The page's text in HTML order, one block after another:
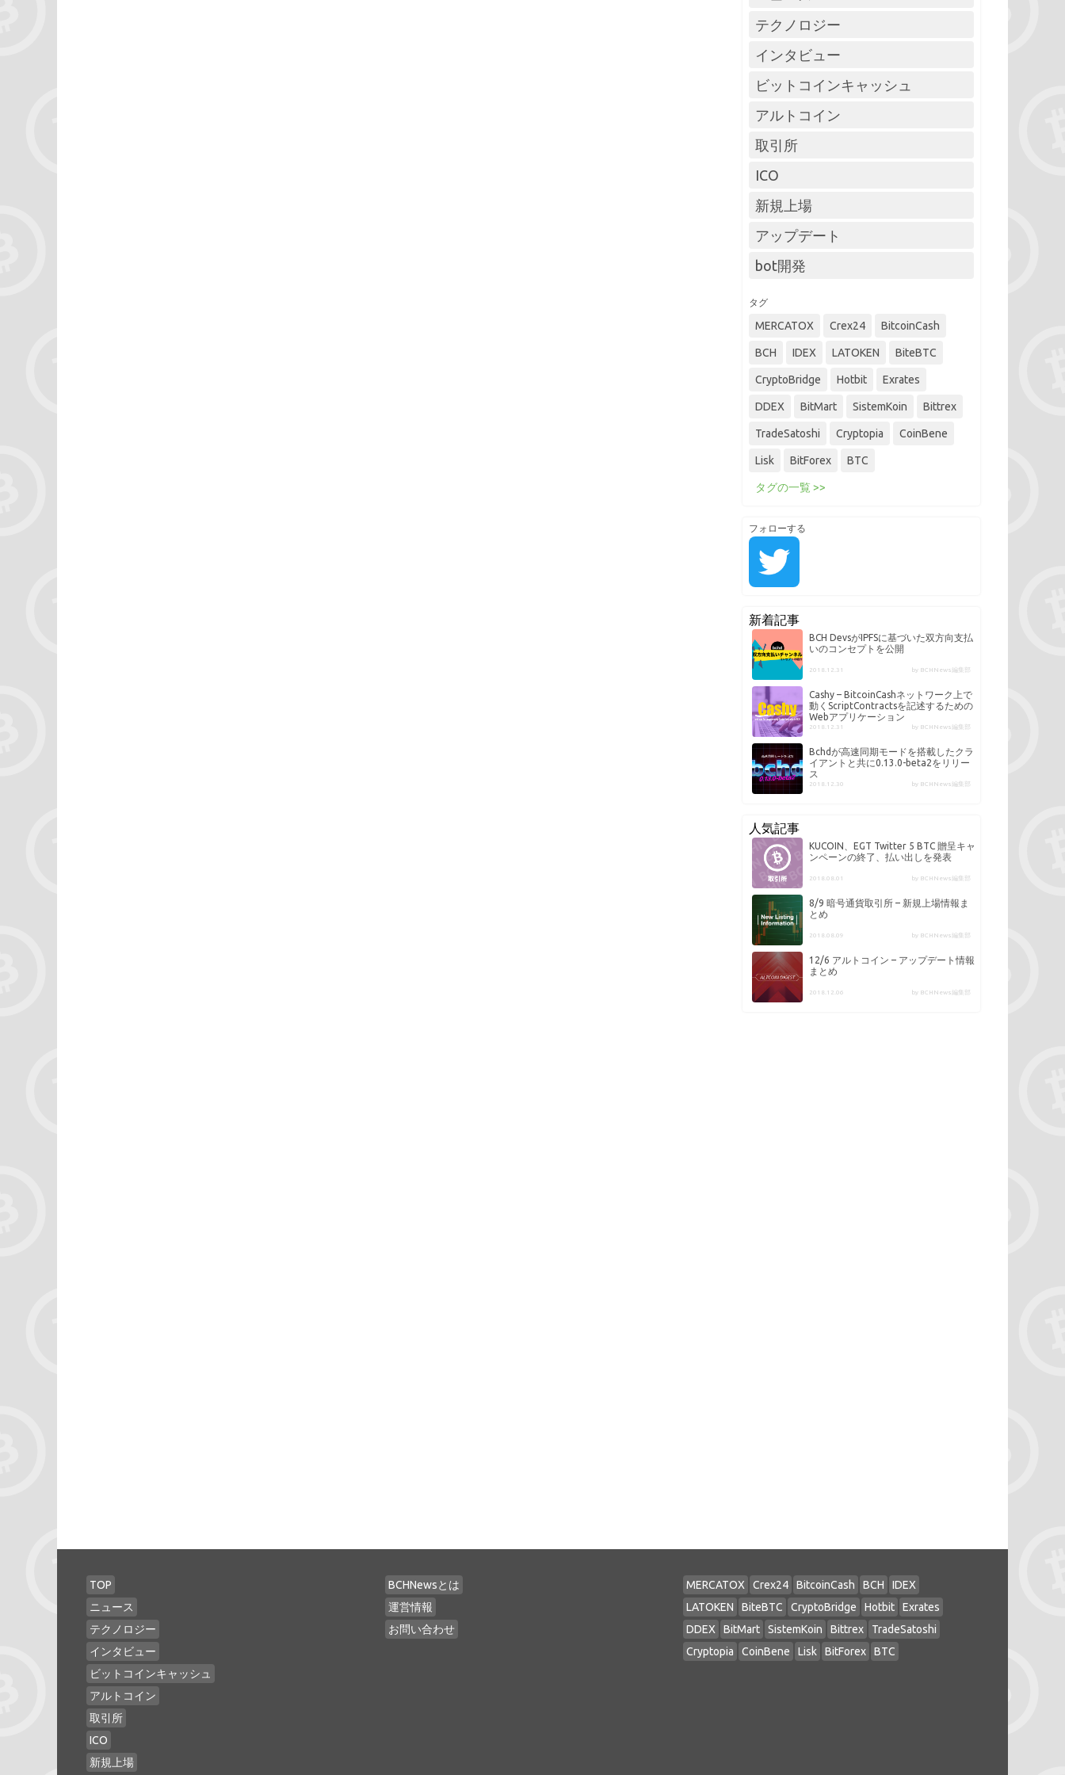
テクノロジー
インタビュー
ビットコインキャッシュ
アルトコイン
取引所
ICO
新規上場
アップデート
bot開発
タグ
MERCATOX Crex24 BitcoinCash
BCH IDEX LATOKEN BiteBTC
CryptoBridge Hotbit Exrates
DDEX BitMart SistemKoin Bittrex
TradeSatoshi Cryptopia CoinBene
Lisk BitForex BTC
タグの一覧 >>
フォローする
新着記事
BCH DevsがIPFSに基づいた双方向支払
いのコンセプトを公開
2018.12.31 by BCHNews編集部
Cashy – BitcoinCashネットワーク上で
動くScriptContractsを記述するための
Webアプリケーション
2018.12.31 by BCHNews編集部
Bchdが高速同期モードを搭載したクラ
イアントと共に0.13.0-beta2をリリー
ス
2018.12.30 by BCHNews編集部
人気記事
KUCOIN、EGT Twitter 5 BTC 贈呈キャ
ンペーンの終了、払い出しを発表
2018.08.01 by BCHNews編集部
8/9 暗号通貨取引所 – 新規上場情報ま
とめ
2018.08.09 by BCHNews編集部
12/6 アルトコイン – アップデート情報
まとめ
2018.12.06 by BCHNews編集部
TOP
ニュース
テクノロジー
インタビュー
ビットコインキャッシュ
アルトコイン
取引所
ICO
新規上場
BCHNewsとは
運営情報
お問い合わせ
MERCATOX Crex24 BitcoinCash BCH
IDEX
LATOKEN
BiteBTC CryptoBridge Hotbit
Exrates
DDEX
BitMart SistemKoin Bittrex
TradeSatoshi
Cryptopia
CoinBene Lisk BitForex BTC